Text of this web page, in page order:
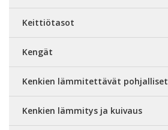
Keittiötasot
Kengät
Kenkien lämmitettävät pohjalliset
Kenkien lämmitys ja kuivaus